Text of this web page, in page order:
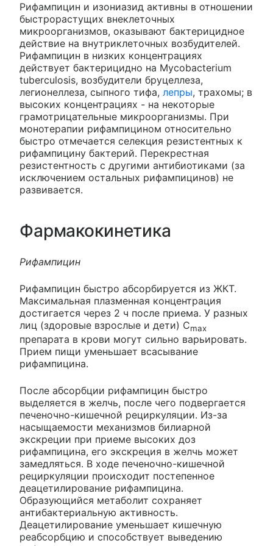
Рифампицин и изониазид активны в отношении
быстрорастущих внеклеточных
микроорганизмов, оказывают бактерицидное
действие на внутриклеточных возбудителей.
Рифампицин в низких концентрациях
действует бактерицидно на Mycobacterium
tuberculosis, возбудители бруцеллеза,
легионеллеза, сыпного тифа, лепры, трахомы; в
высоких концентрациях - на некоторые
грамотрицательные микроорганизмы. При
монотерапии рифампицином относительно
быстро отмечается селекция резистентных к
рифампицину бактерий. Перекрестная
резистентность с другими антибиотиками (за
исключением остальных рифампицинов) не
развивается.
Фармакокинетика
Рифампицин
Рифампицин быстро абсорбируется из ЖКТ.
Максимальная плазменная концентрация
достигается через 2 ч после приема. У разных
лиц (здоровые взрослые и дети) Cmax
препарата в крови могут сильно варьировать.
Прием пищи уменьшает всасывание
рифампицина.
После абсорбции рифампицин быстро
выделяется в желчь, после чего подвергается
печеночно-кишечной рециркуляции. Из-за
насыщаемости механизмов билиарной
экскреции при приеме высоких доз
рифампицина, его экскреция в желчь может
замедляться. В ходе печеночно-кишечной
рециркуляции происходит постепенное
деацетилирование рифампицина.
Образующийся метаболит сохраняет
антибактериальную активность.
Деацетилирование уменьшает кишечную
реабсорбцию и способствует выведению